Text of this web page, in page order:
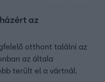
az
otthont találni az
az általa
terült el a vártnál.